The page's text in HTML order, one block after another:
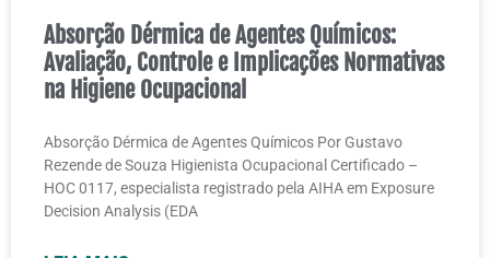
Absorção Dérmica de Agentes Químicos:
Avaliação, Controle e Implicações Normativas
na Higiene Ocupacional
Absorção Dérmica de Agentes Químicos Por Gustavo
Rezende de Souza Higienista Ocupacional Certificado –
HOC 0117, especialista registrado pela AIHA em Exposure
Decision Analysis (EDA